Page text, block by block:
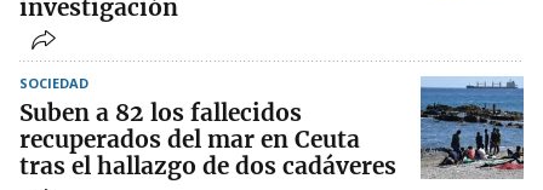
investigación
SOCIEDAD
Suben a 82 los fallecidos
recuperados del mar en Ceuta
tras el hallazgo de dos cadáveres